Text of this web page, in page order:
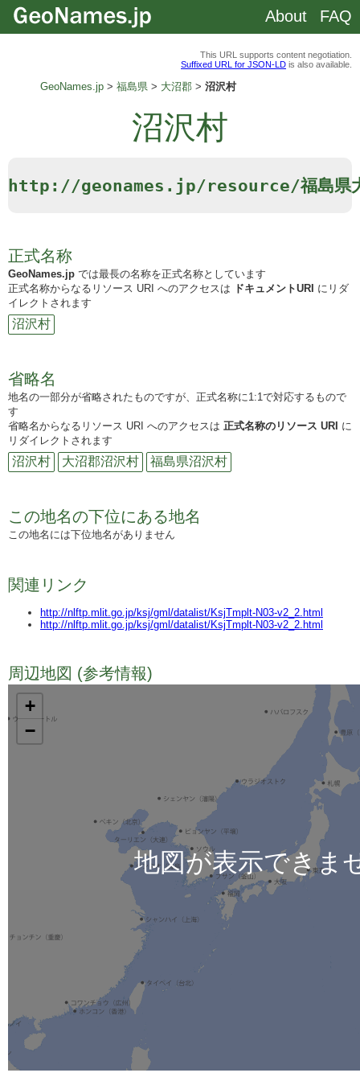
This URL supports content negotiation.
Suffixed URL for JSON-LD is also available.
GeoNames.jp 福島県 大沼郡 沼沢村
沼沢村
http://geonames.jp/resource/福島県大
正式名称
GeoNames.jp では最長の名称を正式名称としています
正式名称からなるリソース URI へのアクセスは ドキュメントURI にリダ
イレクトされます
沼沢村
省略名
地名の一部分が省略されたものですが、正式名称に1:1で対応するもので
す
省略名からなるリソース URI へのアクセスは 正式名称のリソース URI に
リダイレクトされます
沼沢村 大沼郡沼沢村 福島県沼沢村
この地名の下位にある地名
この地名には下位地名がありません
関連リンク
http://nlftp.mlit.go.jp/ksj/gml/datalist/KsjTmplt-N03-v2_2.html
http://nlftp.mlit.go.jp/ksj/gml/datalist/KsjTmplt-N03-v2_2.html
周辺地図 (参考情報)
+
−
地図が表示できま
About FAQ